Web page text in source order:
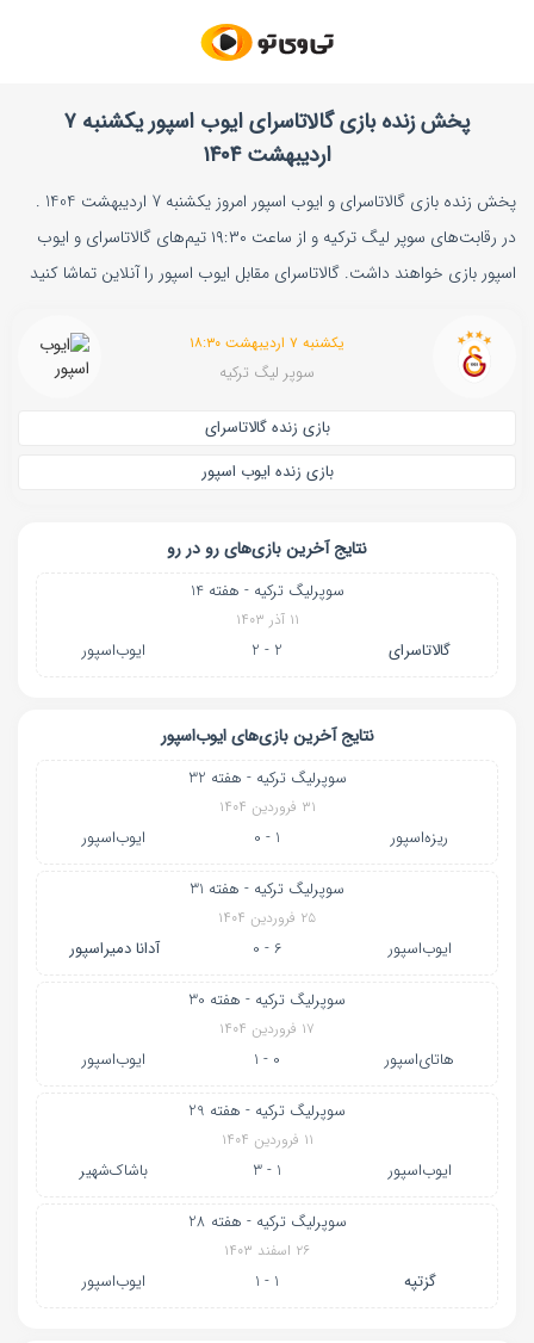
پخش زنده بازی گالاتاسرای ایوب اسپور یکشنبه ۷
اردیبهشت ۱۴۰۴
پخش زنده بازی گالاتاسرای و ایوب اسپور امروز یکشنبه 7 اردیبهشت 1404 .
در رقابت‌های سوپر لیگ ترکیه و از ساعت ۱۹:۳۰ تیم‌های گالاتاسرای و ایوب
اسپور بازی خواهند داشت. گالاتاسرای مقابل ایوب اسپور را آنلاین تماشا کنید
یکشنبه ۷ اردیبهشت ۱۸:۳۰
سوپر لیگ ترکیه
بازی زنده گالاتاسرای
بازی زنده ایوب اسپور
نتایج آخرین بازی‌های رو در رو
سوپرلیگ ترکیه - هفته 14
۱۱ آذر ۱۴۰۳
گالاتاسرای 2 - 2 ایوب‌اسپور
نتایج آخرین بازی‌های ایوب‌اسپور
سوپرلیگ ترکیه - هفته 32
۳۱ فروردین ۱۴۰۴
ریزه‌اسپور 1 - 0 ایوب‌اسپور
سوپرلیگ ترکیه - هفته 31
۲۵ فروردین ۱۴۰۴
ایوب‌اسپور 6 - 0 آدانا دمیراسپور
سوپرلیگ ترکیه - هفته 30
۱۷ فروردین ۱۴۰۴
هاتای‌اسپور 0 - 1 ایوب‌اسپور
سوپرلیگ ترکیه - هفته 29
۱۱ فروردین ۱۴۰۴
ایوب‌اسپور 1 - 3 باشاک‌شهیر
سوپرلیگ ترکیه - هفته 28
۲۶ اسفند ۱۴۰۳
گزتپه 1 - 1 ایوب‌اسپور